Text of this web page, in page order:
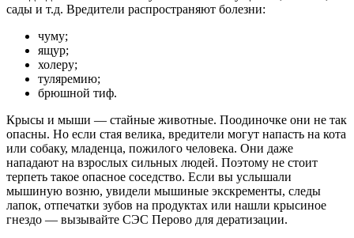
сады и т.д. Вредители распространяют болезни:
чуму;
ящур;
холеру;
туляремию;
брюшной тиф.
Крысы и мыши — стайные животные. Поодиночке они не так
опасны. Но если стая велика, вредители могут напасть на кота
или собаку, младенца, пожилого человека. Они даже
нападают на взрослых сильных людей. Поэтому не стоит
терпеть такое опасное соседство. Если вы услышали
мышиную возню, увидели мышиные экскременты, следы
лапок, отпечатки зубов на продуктах или нашли крысиное
гнездо — вызывайте СЭС Перово для дератизации.